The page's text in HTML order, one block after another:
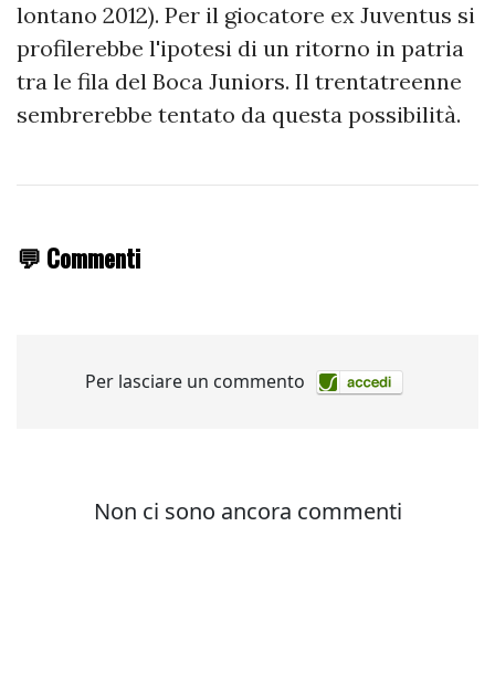
lontano 2012). Per il giocatore ex Juventus si
profilerebbe l'ipotesi di un ritorno in patria
tra le fila del Boca Juniors. Il trentatreenne
sembrerebbe tentato da questa possibilità.
💬 Commenti